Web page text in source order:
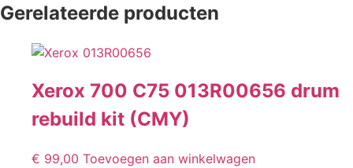
Gerelateerde producten
Xerox 700 C75 013R00656 drum
rebuild kit (CMY)
€ 99,00 Toevoegen aan winkelwagen